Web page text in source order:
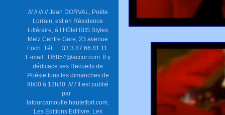
/// // /// // Jean DORVAL, Poète
Lorrain, est en Résidence
Littéraire, à l’Hôtel IBIS Styles
Metz Centre Gare, 23 avenue
Foch. Tél. : +33.3.87.66.81.11.
E-mail : H6854@accor.com. Il y
dédicace ses Recueils de
Poésie tous les dimanches de
9h00 à 12h30. /// / Il est publié
par :
latourcamoufle.hautetfort.com,
Les Editions Edilivre, Les